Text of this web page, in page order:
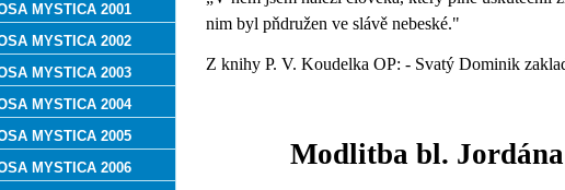
nim byl pňdružen ve slávě nebeské."
Z knihy P. V. Koudelka OP: - Svatý Dominik
Modlitba bl.
MYSTICA 2001
MYSTICA 2002
MYSTICA 2003
MYSTICA 2004
MYSTICA 2005
MYSTICA 2006